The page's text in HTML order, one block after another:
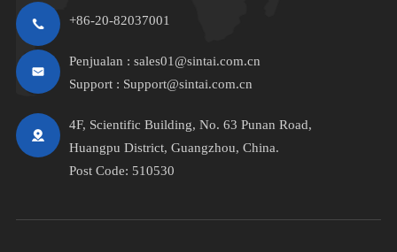
+86-20-82037001
Penjualan : sales01@sintai.com.cn
Support : Support@sintai.com.cn
4F, Scientific Building, No. 63 Punan Road,
Huangpu District, Guangzhou, China.
Post Code: 510530